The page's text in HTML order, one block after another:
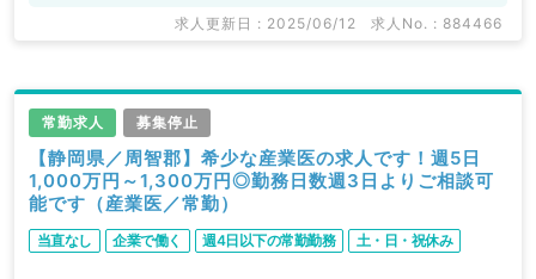
求人更新日 : 2025/06/12 求人No. : 884466
常勤求人 募集停止
【静岡県／周智郡】希少な産業医の求人です！週5日
1,000万円～1,300万円◎勤務日数週3日よりご相談可
能です（産業医／常勤）
当直なし 企業で働く 週4日以下の常勤勤務 土・日・祝休み